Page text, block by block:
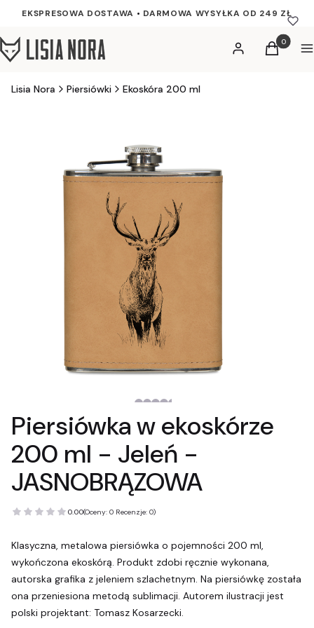
EKSPRESOWA DOSTAWA • DARMOWA WYSYŁKA OD 249 ZŁ
Zaloguj sięProdukty
Koszyk
Lisia Nora Piersiówki Ekoskóra 200 ml
Piersiówka w ekoskórze
200 ml - Jeleń -
JASNOBRĄZOWA
0.00(Oceny: 0 Recenzje: 0)
Klasyczna, metalowa piersiówka o pojemności 200 ml,
wykończona ekoskórą. Produkt zdobi ręcznie wykonana,
autorska grafika z jeleniem szlachetnym. Na piersiówkę została
ona przeniesiona metodą sublimacji. Autorem ilustracji jest
polski projektant: Tomasz Kosarzecki.